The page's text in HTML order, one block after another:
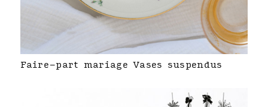
Faire-part mariage Vases suspendus